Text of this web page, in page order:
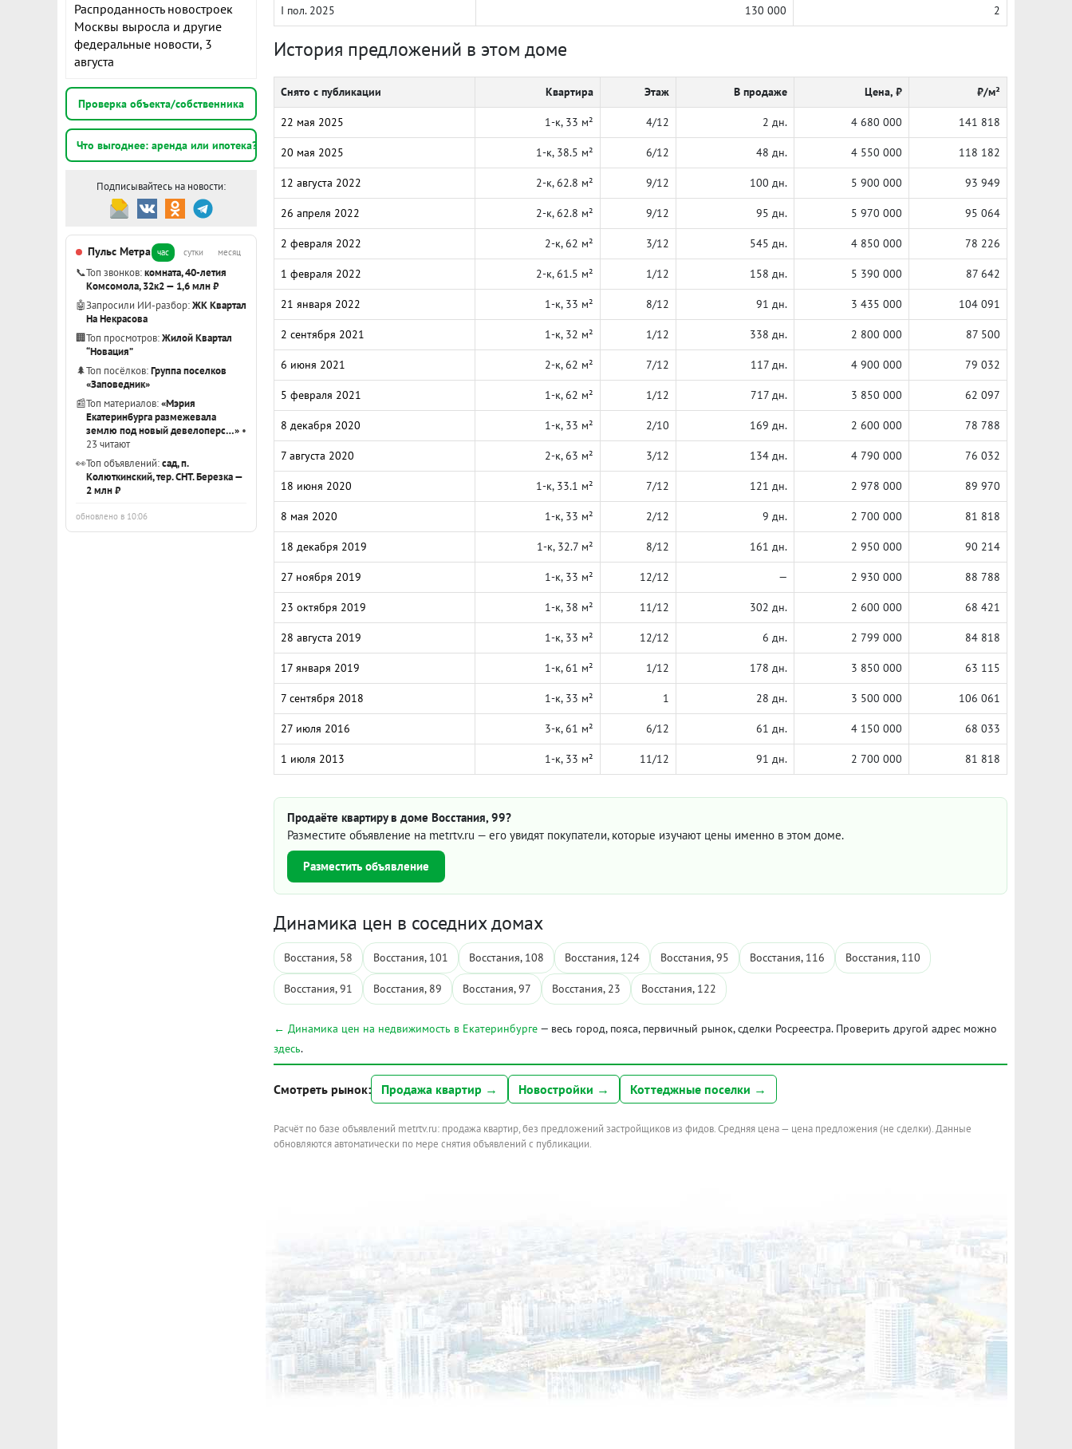
Распроданность новостроек
Москвы выросла и другие
федеральные новости, 3
августа
Проверка объекта/собственника
Что выгоднее: аренда или ипотека?
Подписывайтесь на новости:
Пульс Метра час сутки месяц
📞Топ звонков:комната, 40-летия
Комсомола, 32к2 — 1,6 млн ₽
🤖Запросили ИИ-разбор:ЖК Квартал
На Некрасова
🏢Топ просмотров:Жилой Квартал
“Новация”
🌲Топ посёлков:Группа поселков
«Заповедник»
📰Топ материалов:«Мэрия
Екатеринбурга размежевала
землю под новый девелоперс…» •
23 читают
👀Топ объявлений:сад, п.
Колюткинский, тер. СНТ. Березка —
2 млн ₽
обновлено в 10:06
I пол. 2025 130 000 2
История предложений в этом доме
Снято с публикации Квартира Этаж В продаже Цена, ₽ ₽/м²
22 мая 2025 1-к, 33 м² 4/12 2 дн. 4 680 000 141 818
20 мая 2025 1-к, 38.5 м² 6/12 48 дн. 4 550 000 118 182
12 августа 2022 2-к, 62.8 м² 9/12 100 дн. 5 900 000 93 949
26 апреля 2022 2-к, 62.8 м² 9/12 95 дн. 5 970 000 95 064
2 февраля 2022 2-к, 62 м² 3/12 545 дн. 4 850 000 78 226
1 февраля 2022 2-к, 61.5 м² 1/12 158 дн. 5 390 000 87 642
21 января 2022 1-к, 33 м² 8/12 91 дн. 3 435 000 104 091
2 сентября 2021 1-к, 32 м² 1/12 338 дн. 2 800 000 87 500
6 июня 2021 2-к, 62 м² 7/12 117 дн. 4 900 000 79 032
5 февраля 2021 1-к, 62 м² 1/12 717 дн. 3 850 000 62 097
8 декабря 2020 1-к, 33 м² 2/10 169 дн. 2 600 000 78 788
7 августа 2020 2-к, 63 м² 3/12 134 дн. 4 790 000 76 032
18 июня 2020 1-к, 33.1 м² 7/12 121 дн. 2 978 000 89 970
8 мая 2020 1-к, 33 м² 2/12 9 дн. 2 700 000 81 818
18 декабря 2019 1-к, 32.7 м² 8/12 161 дн. 2 950 000 90 214
27 ноября 2019 1-к, 33 м² 12/12 — 2 930 000 88 788
23 октября 2019 1-к, 38 м² 11/12 302 дн. 2 600 000 68 421
28 августа 2019 1-к, 33 м² 12/12 6 дн. 2 799 000 84 818
17 января 2019 1-к, 61 м² 1/12 178 дн. 3 850 000 63 115
7 сентября 2018 1-к, 33 м² 1 28 дн. 3 500 000 106 061
27 июля 2016 3-к, 61 м² 6/12 61 дн. 4 150 000 68 033
1 июля 2013 1-к, 33 м² 11/12 91 дн. 2 700 000 81 818
Продаёте квартиру в доме Восстания, 99?
Разместите объявление на metrtv.ru — его увидят покупатели, которые изучают цены именно в этом доме.
Разместить объявление
Динамика цен в соседних домах
Восстания, 58 Восстания, 101 Восстания, 108 Восстания, 124 Восстания, 95 Восстания, 116 Восстания, 110
Восстания, 91 Восстания, 89 Восстания, 97 Восстания, 23 Восстания, 122
← Динамика цен на недвижимость в Екатеринбурге — весь город, пояса, первичный рынок, сделки Росреестра. Проверить другой адрес можно
здесь.
Смотреть рынок: Продажа квартир → Новостройки → Коттеджные поселки →
Расчёт по базе объявлений metrtv.ru: продажа квартир, без предложений застройщиков из фидов. Средняя цена — цена предложения (не сделки). Данные
обновляются автоматически по мере снятия объявлений с публикации.